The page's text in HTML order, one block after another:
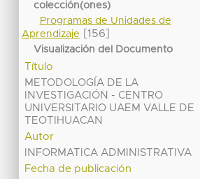
colección(ones)
Programas de Unidades de
Aprendizaje
[156]
Visualización del Documento
Título
METODOLOGÍA DE LA
INVESTIGACIÓN - CENTRO
UNIVERSITARIO UAEM VALLE DE
TEOTIHUACAN
Autor
INFORMATICA ADMINISTRATIVA
Fecha de publicación